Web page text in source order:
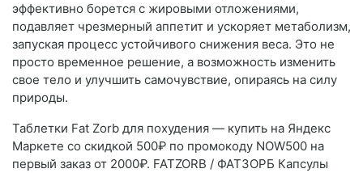
эффективно борется с жировыми отложениями,
подавляет чрезмерный аппетит и ускоряет метаболизм,
запуская процесс устойчивого снижения веса. Это не
просто временное решение, а возможность изменить
свое тело и улучшить самочувствие, опираясь на силу
природы.
Таблетки Fat Zorb для похудения — купить на Яндекс
Маркете со скидкой 500₽ по промокоду NOW500 на
первый заказ от 2000₽. FATZORB / ФАТЗОРБ Капсулы